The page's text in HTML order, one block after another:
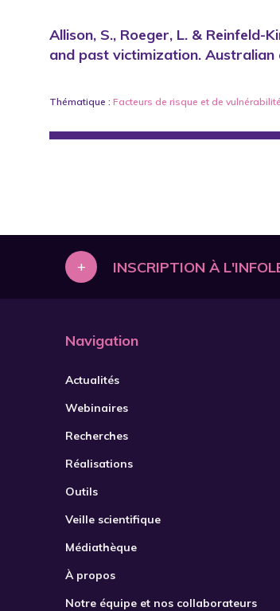
Allison, S., Roeger, L. &
and past victimization.
Thématique : Facteurs de risque et de vulnérabilité
+ INSCRIPTION À
Navigation
Actualités
Webinaires
Recherches
Réalisations
Outils
Veille scientifique
Médiathèque
À propos
Notre équipe et nos collaborateurs